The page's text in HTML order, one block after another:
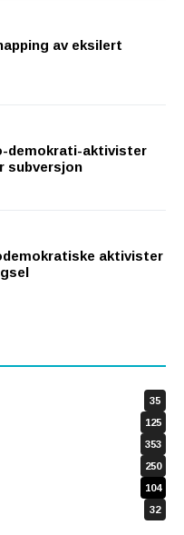
av eksilert
demokrati-aktivister
subversjon
aktivister
35
125
353
250
104
32